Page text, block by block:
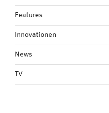
Features
Innovationen
News
TV